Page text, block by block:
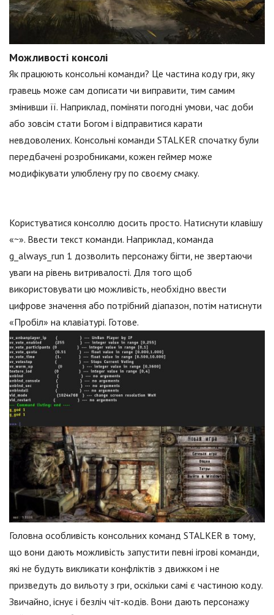
Можливості консолі
Як працюють консольні команди? Це частина коду гри, яку
гравець може сам дописати чи виправити, тим самим
змінивши її. Наприклад, поміняти погодні умови, час доби
або зовсім стати Богом і відправитися карати
невдоволених. Консольні команди STALKER спочатку були
передбачені розробниками, кожен геймер може
модифікувати улюблену гру по своєму смаку.
Користуватися консоллю досить просто. Натиснути клавішу
«~». Ввести текст команди. Наприклад, команда
g_always_run 1 дозволить персонажу бігти, не звертаючи
уваги на рівень витривалості. Для того щоб
використовувати цю можливість, необхідно ввести
цифрове значення або потрібний діапазон, потім натиснути
«Пробіл» на клавіатурі. Готове.
Головна особливість консольних команд STALKER в тому,
що вони дають можливість запустити певні ігрові команди,
які не будуть викликати конфліктів з движком і не
призведуть до вильоту з гри, оскільки самі є частиною коду.
Звичайно, існує і безліч чіт-кодів. Вони дають персонажу